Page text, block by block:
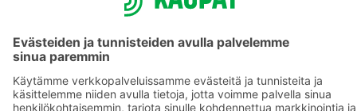
S-ryhmä
Asiakasomistajuus
S-ostoslista -sovellus
Prisma.fi